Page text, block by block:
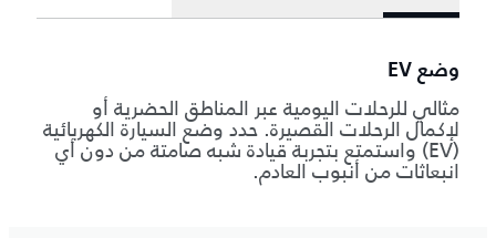
وضع EV
مثالي للرحلات اليومية عبر المناطق الحضرية أو
لإكمال الرحلات القصيرة. حدد وضع السيارة الكهربائية
(EV) واستمتع بتجربة قيادة شبه صامتة من دون أي
انبعاثات من أنبوب العادم.